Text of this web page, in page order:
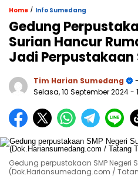
Home / Info Sumedang
Gedung
Surian Hancur
Jadi Perpustakaan
Tim Harian Sumedang
Selasa, 10 September 2024-
Gedung perpustakaan SMP Negeri
(Dok.Hariansumedang.com /